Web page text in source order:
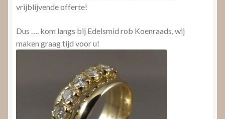
vrijblijvende offerte!
Dus …. kom langs bij Edelsmid rob Koenraads, wij
maken graag tijd voor u!